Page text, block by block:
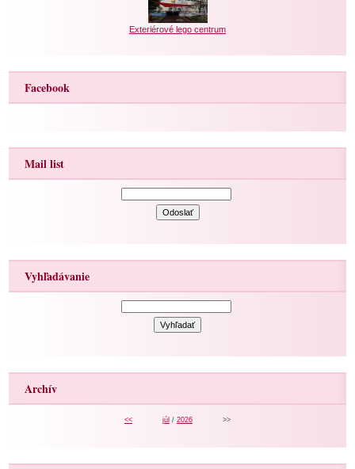
Exteriérové lego centrum
Facebook
Mail list
Vyhľadávanie
Archív
<< júl / 2026 >>